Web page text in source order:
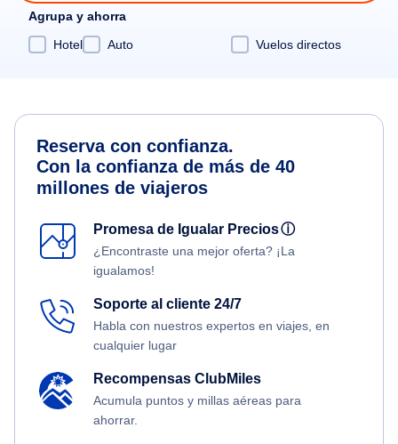
Agrupa y ahorra
Hotel
Auto Vuelos directos
Reserva con confianza.
Con la confianza de más de 40
millones de viajeros
Promesa de Igualar Preciosⓘ
¿Encontraste una mejor oferta? ¡La
igualamos!
Soporte al cliente 24/7
Habla con nuestros expertos en viajes, en
cualquier lugar
Recompensas ClubMiles
Acumula puntos y millas aéreas para
ahorrar.